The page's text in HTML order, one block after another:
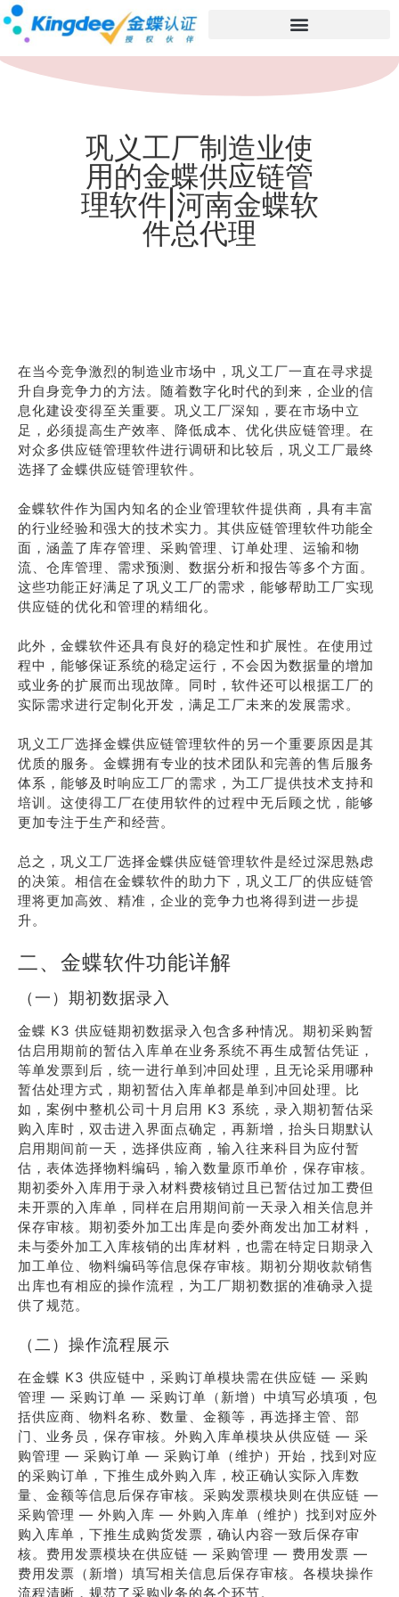
巩义工厂制造业使
用的金蝶供应链管
理软件|河南金蝶软
件总代理
在当今竞争激烈的制造业市场中，巩义工厂一直在寻求提
升自身竞争力的方法。随着数字化时代的到来，企业的信
息化建设变得至关重要。巩义工厂深知，要在市场中立
足，必须提高生产效率、降低成本、优化供应链管理。在
对众多供应链管理软件进行调研和比较后，巩义工厂最终
选择了金蝶供应链管理软件。
金蝶软件作为国内知名的企业管理软件提供商，具有丰富
的行业经验和强大的技术实力。其供应链管理软件功能全
面，涵盖了库存管理、采购管理、订单处理、运输和物
流、仓库管理、需求预测、数据分析和报告等多个方面。
这些功能正好满足了巩义工厂的需求，能够帮助工厂实现
供应链的优化和管理的精细化。
此外，金蝶软件还具有良好的稳定性和扩展性。在使用过
程中，能够保证系统的稳定运行，不会因为数据量的增加
或业务的扩展而出现故障。同时，软件还可以根据工厂的
实际需求进行定制化开发，满足工厂未来的发展需求。
巩义工厂选择金蝶供应链管理软件的另一个重要原因是其
优质的服务。金蝶拥有专业的技术团队和完善的售后服务
体系，能够及时响应工厂的需求，为工厂提供技术支持和
培训。这使得工厂在使用软件的过程中无后顾之忧，能够
更加专注于生产和经营。
总之，巩义工厂选择金蝶供应链管理软件是经过深思熟虑
的决策。相信在金蝶软件的助力下，巩义工厂的供应链管
理将更加高效、精准，企业的竞争力也将得到进一步提
升。
二、金蝶软件功能详解
（一）期初数据录入
金蝶 K3 供应链期初数据录入包含多种情况。期初采购暂
估启用期前的暂估入库单在业务系统不再生成暂估凭证，
等单发票到后，统一进行单到冲回处理，且无论采用哪种
暂估处理方式，期初暂估入库单都是单到冲回处理。比
如，案例中整机公司十月启用 K3 系统，录入期初暂估采
购入库时，双击进入界面点确定，再新增，抬头日期默认
启用期间前一天，选择供应商，输入往来科目为应付暂
估，表体选择物料编码，输入数量原币单价，保存审核。
期初委外入库用于录入材料费核销过且已暂估过加工费但
未开票的入库单，同样在启用期间前一天录入相关信息并
保存审核。期初委外加工出库是向委外商发出加工材料，
未与委外加工入库核销的出库材料，也需在特定日期录入
加工单位、物料编码等信息保存审核。期初分期收款销售
出库也有相应的操作流程，为工厂期初数据的准确录入提
供了规范。
（二）操作流程展示
在金蝶 K3 供应链中，采购订单模块需在供应链 — 采购
管理 — 采购订单 — 采购订单（新增）中填写必填项，包
括供应商、物料名称、数量、金额等，再选择主管、部
门、业务员，保存审核。外购入库单模块从供应链 — 采
购管理 — 采购订单 — 采购订单（维护）开始，找到对应
的采购订单，下推生成外购入库，校正确认实际入库数
量、金额等信息后保存审核。采购发票模块则在供应链 —
采购管理 — 外购入库 — 外购入库单（维护）找到对应外
购入库单，下推生成购货发票，确认内容一致后保存审
核。费用发票模块在供应链 — 采购管理 — 费用发票 —
费用发票（新增）填写相关信息后保存审核。各模块操作
流程清晰，规范了采购业务的各个环节。